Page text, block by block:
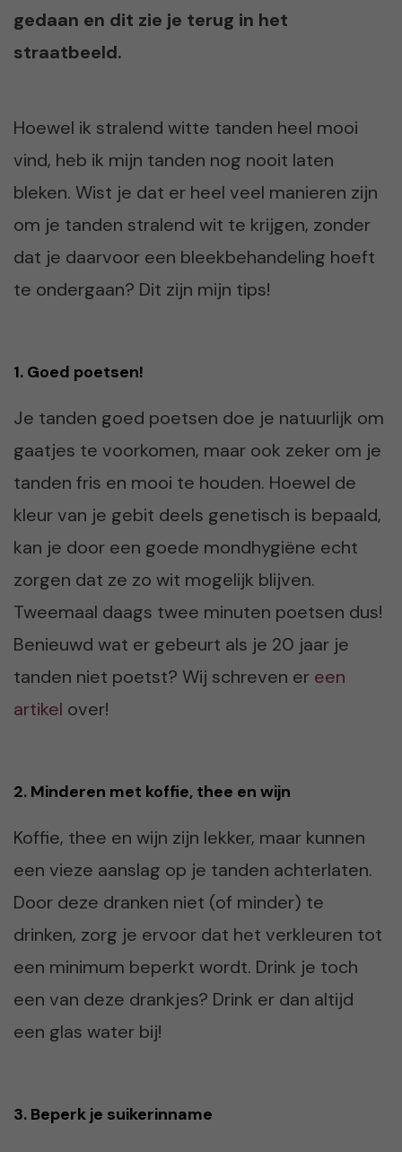
gedaan en dit zie je terug in het
straatbeeld.
Hoewel ik stralend witte tanden heel mooi
vind, heb ik mijn tanden nog nooit laten
bleken. Wist je dat er heel veel manieren zijn
om je tanden stralend wit te krijgen, zonder
dat je daarvoor een bleekbehandeling hoeft
te ondergaan? Dit zijn mijn tips!
1. Goed poetsen!
Je tanden goed poetsen doe je natuurlijk om
gaatjes te voorkomen, maar ook zeker om je
tanden fris en mooi te houden. Hoewel de
kleur van je gebit deels genetisch is bepaald,
kan je door een goede mondhygiëne echt
zorgen dat ze zo wit mogelijk blijven.
Tweemaal daags twee minuten poetsen dus!
Benieuwd wat er gebeurt als je 20 jaar je
tanden niet poetst? Wij schreven er een
artikel over!
2. Minderen met koffie, thee en wijn
Koffie, thee en wijn zijn lekker, maar kunnen
een vieze aanslag op je tanden achterlaten.
Door deze dranken niet (of minder) te
drinken, zorg je ervoor dat het verkleuren tot
een minimum beperkt wordt. Drink je toch
een van deze drankjes? Drink er dan altijd
een glas water bij!
3. Beperk je suikerinname